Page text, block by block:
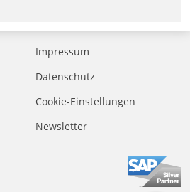
Impressum
Datenschutz
Cookie-Einstellungen
Newsletter